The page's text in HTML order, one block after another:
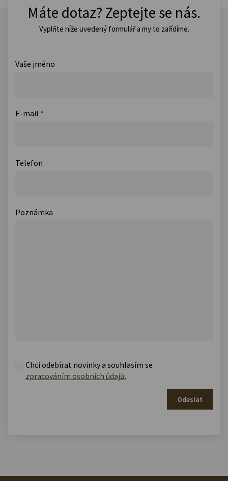
Máte dotaz? Zeptejte se nás.
Vyplňte níže uvedený formulář a my to zařídíme.
Vaše jméno
E-mail *
Telefon
Poznámka
Chci odebírat novinky a souhlasím se
zpracováním osobních údajů.
Odeslat